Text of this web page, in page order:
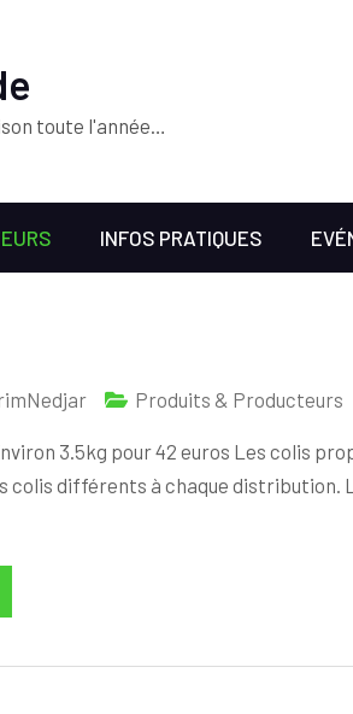
toute l'année…
INFOS PRATIQUES
Produits & Producteurs
3.5kg pour 42 euros Les colis
colis différents à chaque distribution.